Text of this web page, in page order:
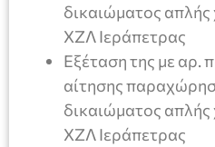
δικαιώματος
ΧΖΛ Ιεράπετρας
Εξέταση της με
αίτησης
δικαιώματος
ΧΖΛ Ιεράπετρας